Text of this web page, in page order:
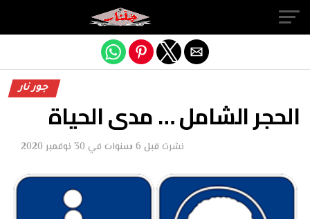
جور نار
الحجر الشامل … مدى الحياة
نشرت قبل 6 سنوات في 30 نوفمبر 2020
Exit mobile version